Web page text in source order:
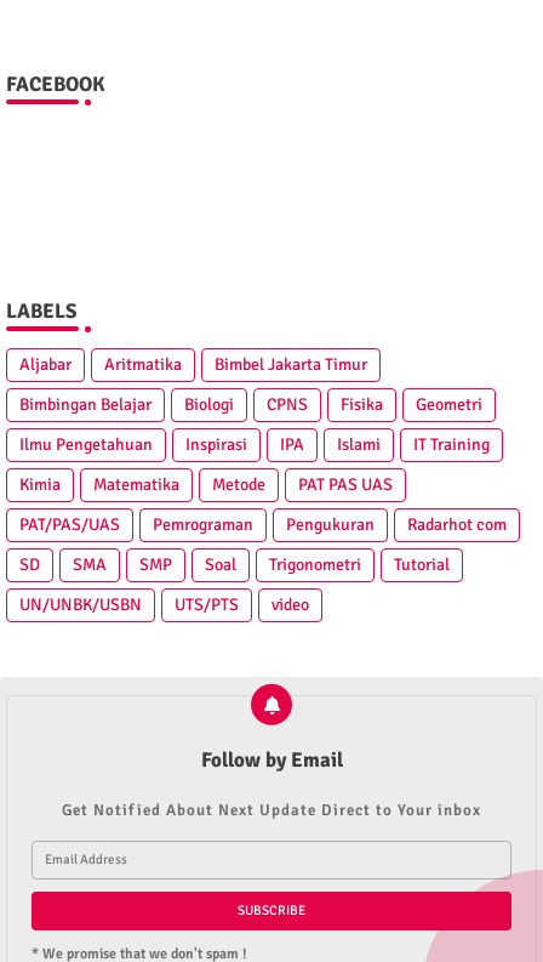
FACEBOOK
LABELS
Aljabar Aritmatika
Bimbel Jakarta Timur
Bimbingan Belajar
Biologi CPNS Fisika
Geometri
Ilmu Pengetahuan
Inspirasi IPA Islami
IT Training
Kimia
Matematika Metode
PAT PAS UAS
PAT/PAS/UAS
Pemrograman Pengukuran
Radarhot com
SD
SMA SMP Soal Trigonometri
Tutorial
UN/UNBK/USBN
UTS/PTS video
Follow by Email
Get Notified About Next Update Direct to Your inbox
* We promise that we don't spam !